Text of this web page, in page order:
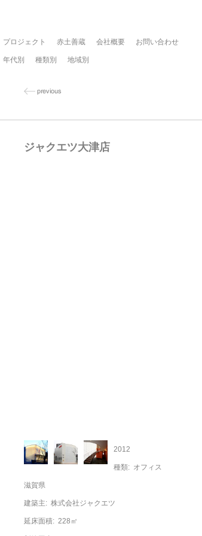
プロジェクト 赤土善蔵 会社概要 お問い合わせ
年代別 種類別 地域別
ジャクエツ大津店
2012
種類: オフィス
滋賀県
建築主: 株式会社ジャクエツ
延床面積: 228㎡